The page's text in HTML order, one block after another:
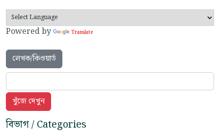
Powered by Translate
লেখক/কিওয়ার্ড
বিভাগ / Categories